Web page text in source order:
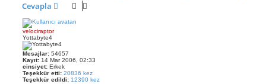
Cevapla
velociraptor
Yottabyte4
Mesajlar: 54657
Kayıt: 14 Mar 2006, 02:33
cinsiyet: Erkek
Teşekkür etti: 20836 kez
Teşekkür edildi: 12390 kez